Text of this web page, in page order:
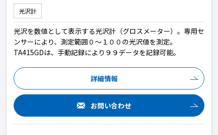
光沢計
光沢を数値として表示する光沢計（グロスメーター）。専用セ
ンサーにより、測定範囲０～１００の光沢値を測定。
TA415GDは、手動記録により９９データを記録可能。
詳細情報
お問い合わせ